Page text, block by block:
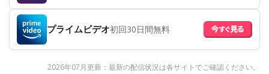
プライムビデオ初回30日間無料
2026年07月更新：最新の配信状況は各サイトでご確認ください。